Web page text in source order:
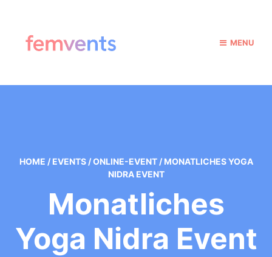
MENU
HOME / EVENTS / ONLINE-EVENT / MONATLICHES YOGA
NIDRA EVENT
Monatliches
Yoga Nidra Event